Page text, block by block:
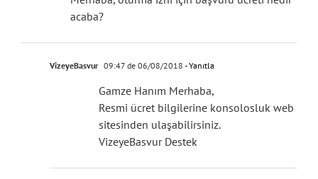
acaba?
VizeyeBasvur 09:47 de 06/08/2018 - Yanıtla
Gamze Hanım Merhaba,
Resmi ücret bilgilerine konsolosluk web
sitesinden ulaşabilirsiniz.
VizeyeBasvur Destek